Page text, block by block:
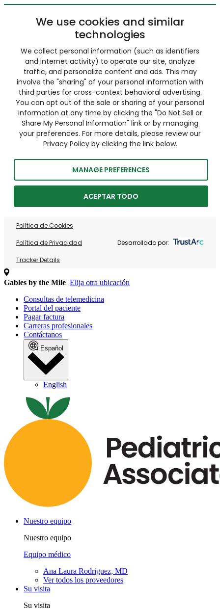
We use cookies and similar
technologies
We collect personal information (such as identifiers
and internet activity) to operate our site, analyze
traffic, and personalize content and ads. This may
involve the "sharing" of your personal information with
third parties for cross-context behavioral advertising.
You can opt out of the sale or sharing of your personal
information at any time by clicking the "Do Not Sell or
Share My Personal Information" link or by managing
your preferences. For more details, please review our
Privacy Policy by clicking the link below.
MANAGE PREFERENCES
ACEPTAR TODO
Política de Cookies
Política de Privacidad
Tracker Details
Desarrollado por:
Gables by the Mile Elija otra ubicación
Consultas de telemedicina
Portal del paciente
Pagar factura
Carreras profesionales
Contáctanos
Español
English
Nuestro equipo
Nuestro equipo
Equipo médico
Ana Laura Rodriguez, MD
Ver todos los proveedores
Su visita
Su visita